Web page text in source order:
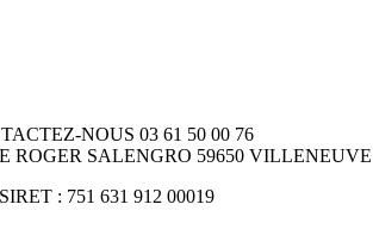
NOUS 03 61 50 00 76
ROGER SALENGRO 59650 VILLENEUVE
SIRET : 751 631 912 00019